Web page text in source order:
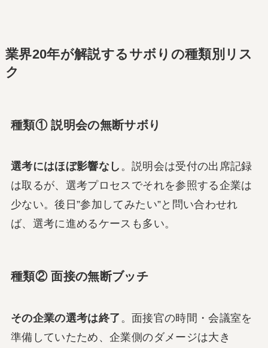
業界20年が解説するサボりの種類別リス
ク
種類① 説明会の無断サボり
選考にはほぼ影響なし 。説明会は受付の出席記録
は取るが、選考プロセスでそれを参照する企業は
少ない。後日”参加してみたい”と問い合わせれ
ば、選考に進めるケースも多い。
種類② 面接の無断ブッチ
その企業の選考は終了 。面接官の時間・会議室を
準備していたため、企業側のダメージは大き